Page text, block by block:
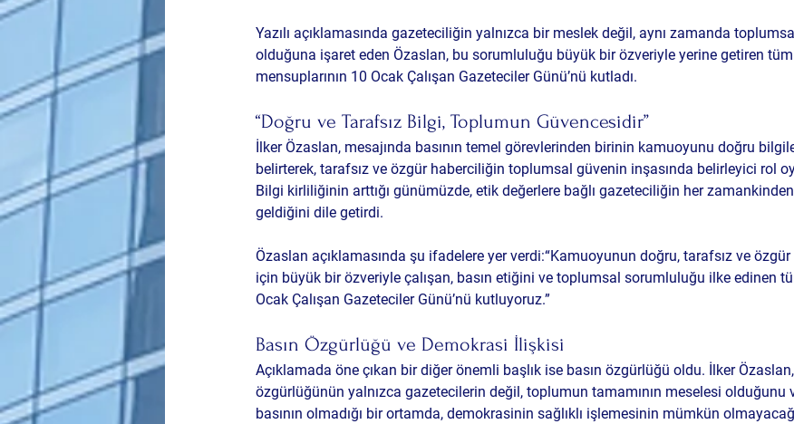
Yazılı açıklamasında gazeteciliğin yalnızca bir meslek değil, aynı zamanda
olduğuna işaret eden Özaslan, bu sorumluluğu büyük bir özveriyle yerine getiren tüm
mensuplarının 10 Ocak Çalışan Gazeteciler Günü’nü kutladı.
“Doğru ve Tarafsız Bilgi, Toplumun Güvencesidir”
İlker Özaslan, mesajında basının temel görevlerinden birinin kamuoyunu doğru
belirterek, tarafsız ve özgür haberciliğin toplumsal güvenin inşasında belirleyici rol
Bilgi kirliliğinin arttığı günümüzde, etik değerlere bağlı gazeteciliğin her
geldiğini dile getirdi.
Özaslan açıklamasında şu ifadelere yer verdi:“Kamuoyunun doğru, tarafsız ve
için büyük bir özveriyle çalışan, basın etiğini ve toplumsal sorumluluğu ilke edinen
Ocak Çalışan Gazeteciler Günü’nü kutluyoruz.”
Basın Özgürlüğü ve Demokrasi İlişkisi
Açıklamada öne çıkan bir diğer önemli başlık ise basın özgürlüğü oldu. İlker
özgürlüğünün yalnızca gazetecilerin değil, toplumun tamamının meselesi olduğunu
basının olmadığı bir ortamda, demokrasinin sağlıklı işlemesinin mümkün